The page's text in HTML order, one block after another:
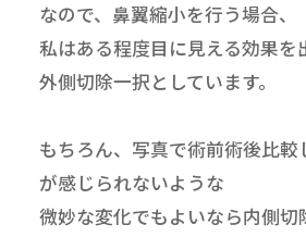
なので、鼻翼縮小を行う場合、
私はある程度目に見える効果を
外側切除一択としています。
もちろん、写真で術前術後比較
が感じられないような
微妙な変化でもよいなら内側切